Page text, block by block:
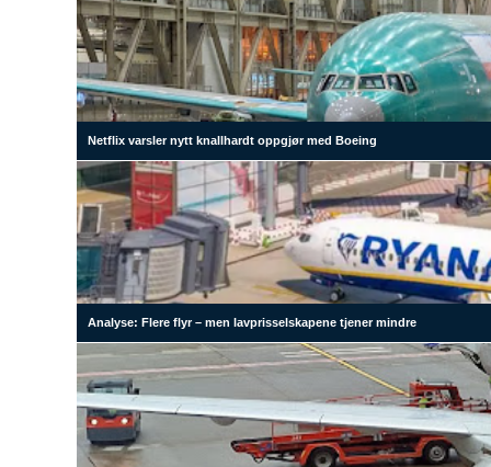
Netflix varsler nytt knallhardt oppgjør med Boeing
Analyse: Flere flyr – men lavprisselskapene tjener mindre